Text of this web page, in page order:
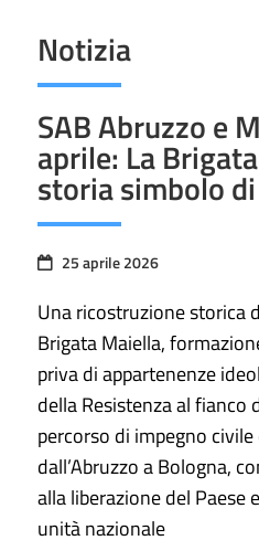
Notizia
SAB Abruzzo e
aprile: La
storia simbolo
25 aprile 2026
Una ricostruzione storica
Brigata Maiella,
priva di appartenenze
della Resistenza al fianco
percorso di impegno
dall’Abruzzo a Bologna,
alla liberazione del Paese
unità nazionale